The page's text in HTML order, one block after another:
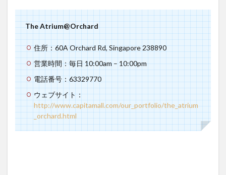
The Atrium@Orchard
住所：60A Orchard Rd, Singapore 238890
営業時間：毎日 10:00am – 10:00pm
電話番号：63329770
ウェブサイト：
http://www.capitamall.com/our_portfolio/the_atrium
_orchard.html